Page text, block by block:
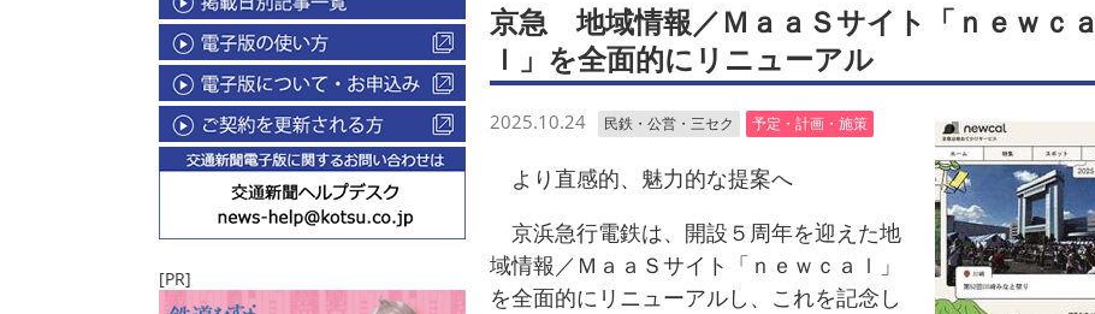
[PR]
京急 地域情報／ＭａａＳサイト「ｎｅｗｃａ
ｌ」を全面的にリニューアル
2025.10.24 民鉄・公営・三セク 予定・計画・施策
より直感的、魅力的な提案へ
京浜急行電鉄は、開設５周年を迎えた地
域情報／ＭａａＳサイト「ｎｅｗｃａｌ」
を全面的にリニューアルし、これを記念し